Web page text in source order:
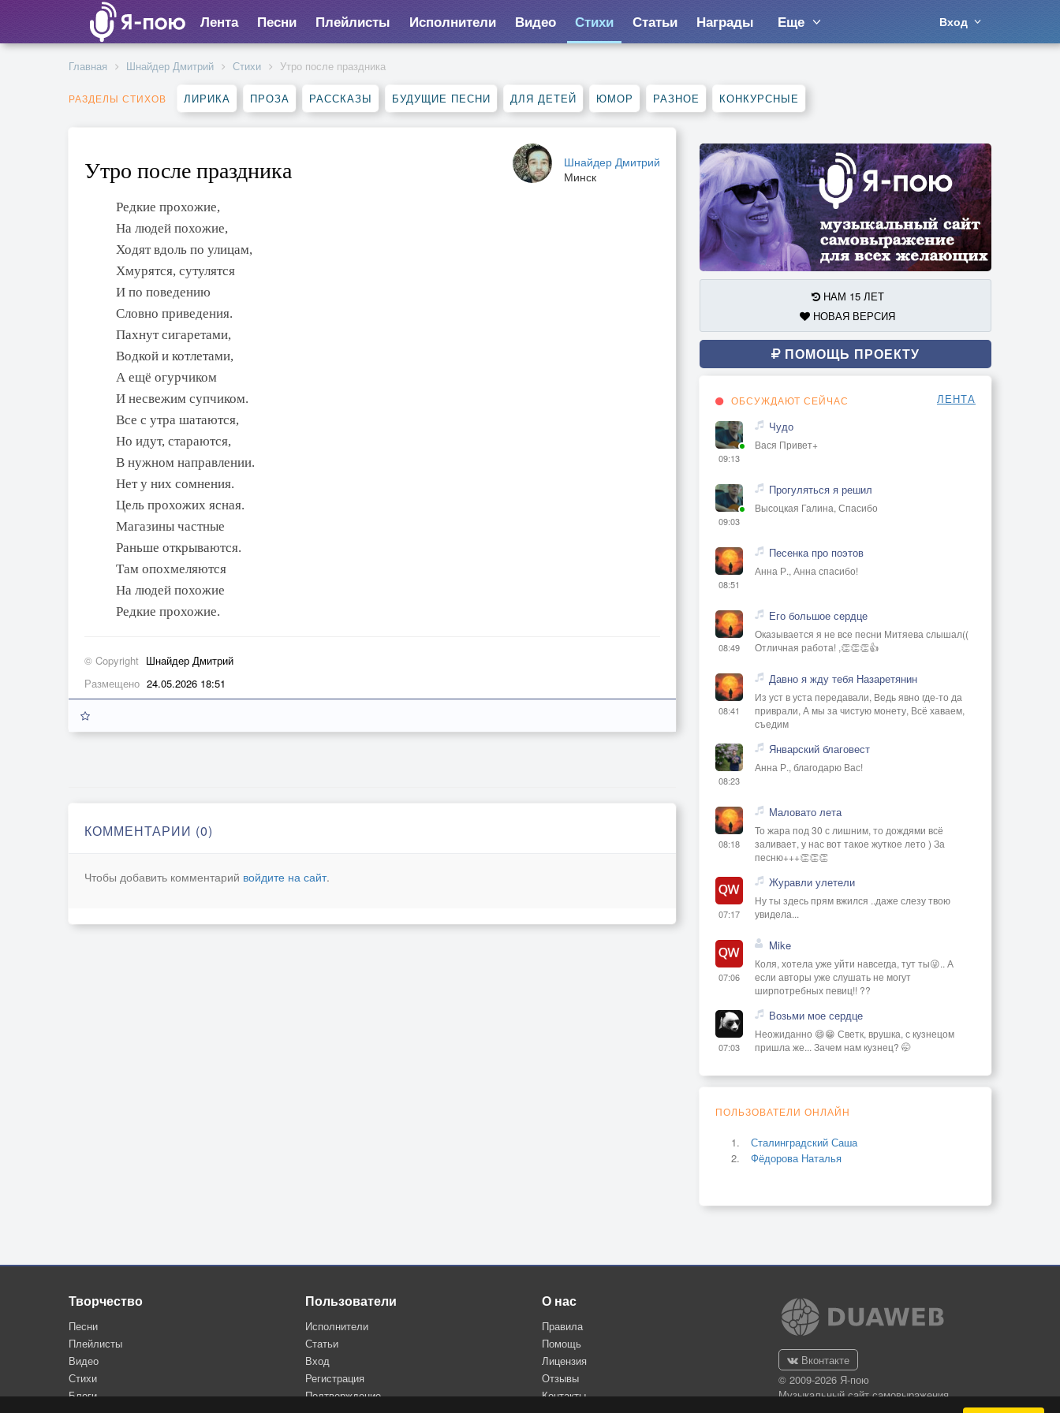
Лента Песни Плейлисты Исполнители Видео Стихи Статьи Награды Еще Вход
Главная Шнайдер Дмитрий Стихи Утро после праздника
РАЗДЕЛЫ СТИХОВ ЛИРИКА ПРОЗА РАССКАЗЫ БУДУЩИЕ ПЕСНИ ДЛЯ ДЕТЕЙ ЮМОР РАЗНОЕ КОНКУРСНЫЕ
Утро после праздника
Шнайдер Дмитрий
Минск
Редкие прохожие,
На людей похожие,
Ходят вдоль по улицам,
Хмурятся, сутулятся
И по поведению
Словно приведения.
Пахнут сигаретами,
Водкой и котлетами,
А ещё огурчиком
И несвежим супчиком.
Все с утра шатаются,
Но идут, стараются,
В нужном направлении.
Нет у них сомнения.
Цель прохожих ясная.
Магазины частные
Раньше открываются.
Там опохмеляются
На людей похожие
Редкие прохожие.
© Copyright Шнайдер Дмитрий
Размещено 24.05.2026 18:51
КОММЕНТАРИИ (0)
Чтобы добавить комментарий войдите на сайт.
НАМ 15 ЛЕТ
НОВАЯ ВЕРСИЯ
ПОМОЩЬ ПРОЕКТУ
ОБСУЖДАЮТ СЕЙЧАС ЛЕНТА
09:13
Чудо
Вася Привет+
09:03
Прогуляться я решил
Высоцкая Галина, Спасибо
08:51
Песенка про поэтов
Анна Р., Анна спасибо!
08:49
Его большое сердце
Оказывается я не все песни Митяева слышал((
Отличная работа! ,👏👏👏👍
08:41
Давно я жду тебя Назаретянин
Из уст в уста передавали, Ведь явно где-то да
приврали, А мы за чистую монету, Всё хаваем,
съедим
08:23
Январский благовест
Анна Р., благодарю Вас!
08:18
Маловато лета
То жара под 30 с лишним, то дождями всё
заливает, у нас вот такое жуткое лето ) За
песню+++👏👏👏
07:17
Журавли улетели
Ну ты здесь прям вжился ..даже слезу твою
увидела...
07:06
Mike
Коля, хотела уже уйти навсегда, тут ты😜.. А
если авторы уже слушать не могут
ширпотребных певиц!! ??
07:03
Возьми мое сердце
Неожиданно 😄😁 Светк, врушка, с кузнецом
пришла же... Зачем нам кузнец? 🤭
ПОЛЬЗОВАТЕЛИ ОНЛАЙН
Сталинградский Саша
Фёдорова Наталья
Творчество
Песни
Плейлисты
Видео
Стихи
Блоги
Пользователи
Исполнители
Статьи
Вход
Регистрация
Подтверждение
О нас
Правила
Помощь
Лицензия
Отзывы
Контакты
Вконтакте
© 2009-2026 Я-пою
Музыкальный сайт самовыражения